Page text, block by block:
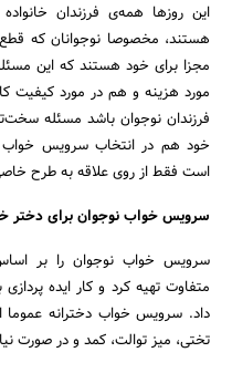
این روزها همه‌ی فرزندان
هستند، مخصوصا نوجوانان که
مجزا برای خود هستند که این
مورد هزینه و هم در مورد کیفیت
فرزندان نوجوان باشد مسئله
خود هم در انتخاب سرویس
است فقط از روی علاقه به طرح
سرویس خواب نوجوان برای دختر
سرویس خواب نوجوان را بر
متفاوت تهیه کرد و کار ایده
داد. سرویس خواب دخترانه
تختی، میز توالت، کمد و در صورت